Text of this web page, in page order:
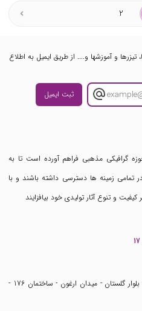
2
و آموزشها و.... از طریق ایمیل به اطلاع
ثبت ایمیل
گرافیکی مذهبی فراهم آورده است تا به
در تمامی زمینه ها دسترسی داشته باشند و با
کیفیت و تنوع آثار تولیدی خود بیافزایند
تهران - شهر گلستان - بلوار گلستان - میدان ارغون - ساختمان 176 -